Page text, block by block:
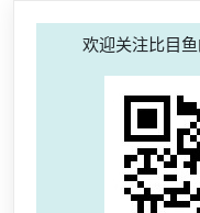
欢迎关注比目